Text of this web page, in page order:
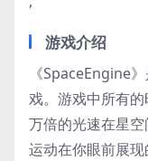
游戏介绍
《SpaceEngine
戏。游戏中所有
万倍的光速在星
运动在你眼前展